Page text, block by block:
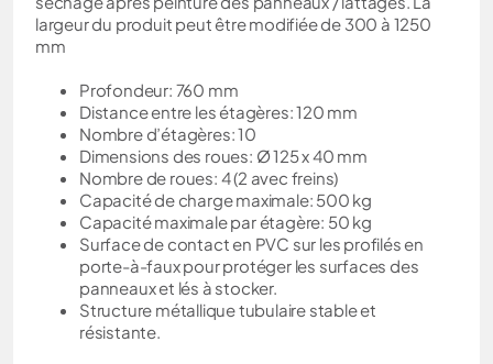
largeur du produit peut être modifiée de 300 à 1250
mm
Profondeur: 760 mm
Distance entre les étagères: 120 mm
Nombre d’étagères: 10
Dimensions des roues: Ø 125 x 40 mm
Nombre de roues: 4 (2 avec freins)
Capacité de charge maximale: 500 kg
Capacité maximale par étagère: 50 kg
Surface de contact en PVC sur les profilés en
porte-à-faux pour protéger les surfaces des
panneaux et lés à stocker.
Structure métallique tubulaire stable et
résistante.